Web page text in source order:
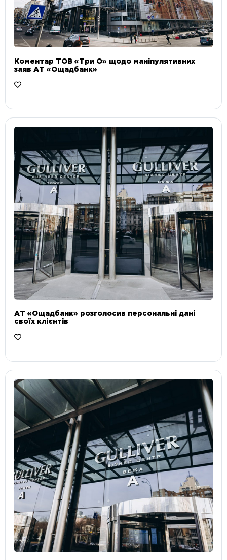
Коментар ТОВ «Три О» щодо маніпулятивних
заяв АТ «Ощадбанк»
АТ «Ощадбанк» розголосив персональні дані
своїх клієнтів